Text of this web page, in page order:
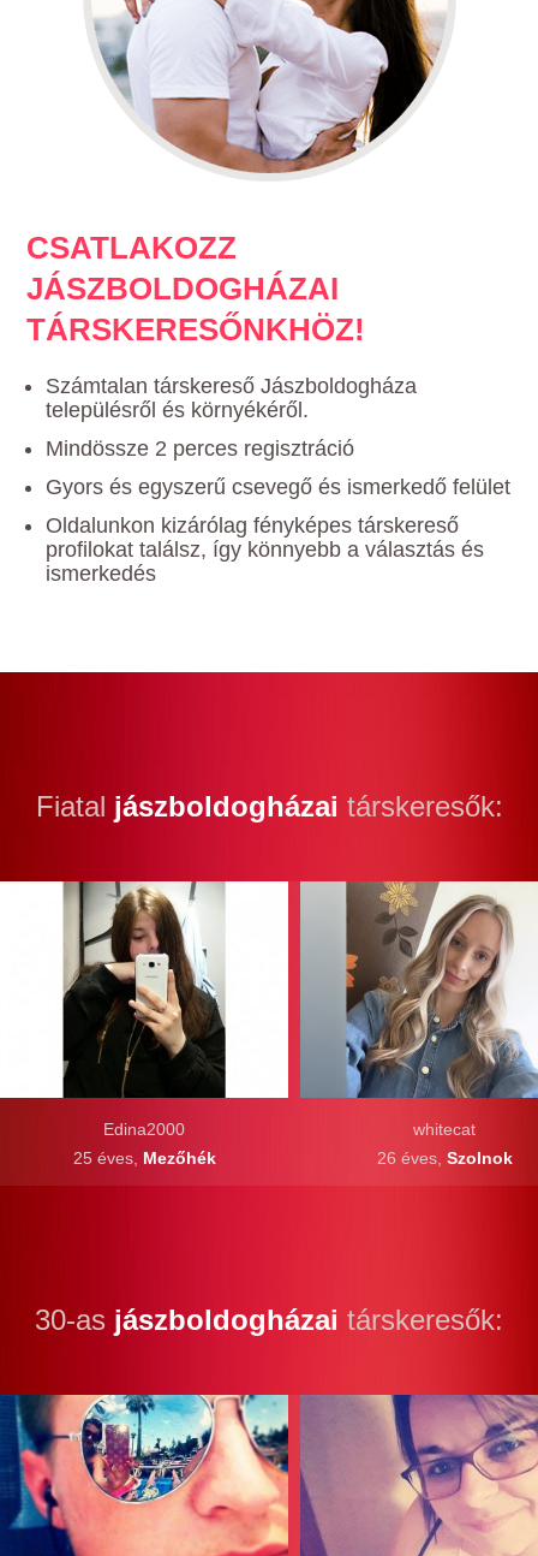
CSATLAKOZZ
JÁSZBOLDOGHÁZAI
TÁRSKERESŐNKHÖZ!
Számtalan társkereső Jászboldogháza
településről és környékéről.
Mindössze 2 perces regisztráció
Gyors és egyszerű csevegő és ismerkedő felület
Oldalunkon kizárólag fényképes társkereső
profilokat találsz, így könnyebb a választás és
ismerkedés
Fiatal jászboldogházai társkeresők:
Edina2000
25 éves, Mezőhék
whitecat
26 éves, Szolnok
30-as jászboldogházai társkeresők: